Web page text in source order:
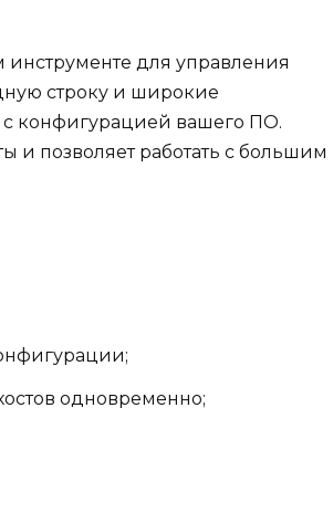
для управления
строку и широкие
с конфигурацией вашего ПО.
позволяет работать с большим
одновременно;